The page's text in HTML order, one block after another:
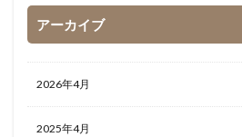
アーカイブ
2026年4月
2025年4月